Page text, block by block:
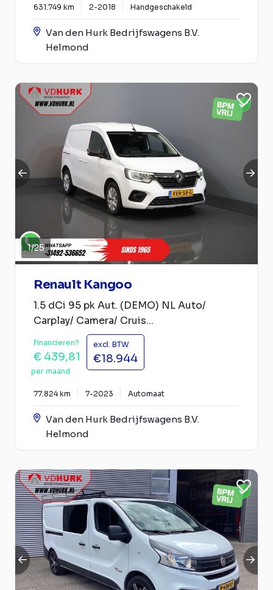
631.749 km 2-2018 Handgeschakeld
Van den Hurk Bedrijfswagens B.V.
Helmond
1/25
Renault Kangoo
1.5 dCi 95 pk Aut. (DEMO) NL Auto/
Carplay/ Camera/ Cruis...
Financieren?
€ 439,81
per maand
excl. BTW
€18.944
77.824 km 7-2023 Automaat
Van den Hurk Bedrijfswagens B.V.
Helmond